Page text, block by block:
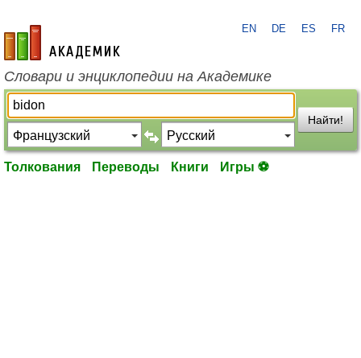
academic.ru
EN DE ES FR
Словари и энциклопедии на Академике
Найти!
Толкования Переводы Книги Игры ⚽